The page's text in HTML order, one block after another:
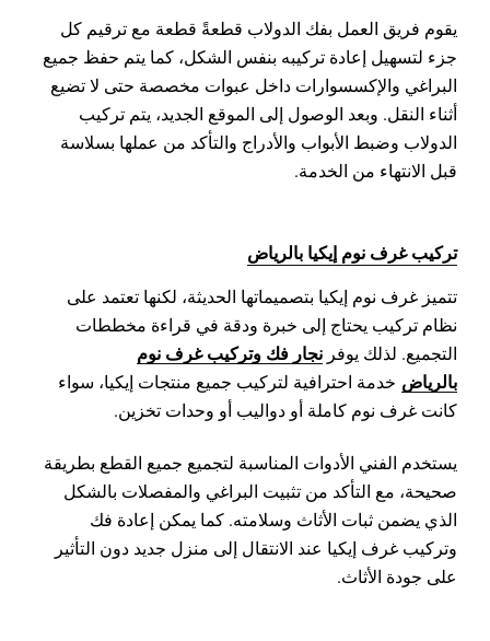
يقوم فريق العمل بفك الدولاب قطعةً قطعة مع ترقيم كل
جزء لتسهيل إعادة تركيبه بنفس الشكل، كما يتم حفظ جميع
البراغي والإكسسوارات داخل عبوات مخصصة حتى لا تضيع
أثناء النقل. وبعد الوصول إلى الموقع الجديد، يتم تركيب
الدولاب وضبط الأبواب والأدراج والتأكد من عملها بسلاسة
قبل الانتهاء من الخدمة.
تركيب غرف نوم إيكيا بالرياض
تتميز غرف نوم إيكيا بتصميماتها الحديثة، لكنها تعتمد على
نظام تركيب يحتاج إلى خبرة ودقة في قراءة مخططات
التجميع. لذلك يوفر نجار فك وتركيب غرف نوم
بالرياض خدمة احترافية لتركيب جميع منتجات إيكيا، سواء
كانت غرف نوم كاملة أو دواليب أو وحدات تخزين.
يستخدم الفني الأدوات المناسبة لتجميع جميع القطع بطريقة
صحيحة، مع التأكد من تثبيت البراغي والمفصلات بالشكل
الذي يضمن ثبات الأثاث وسلامته. كما يمكن إعادة فك
وتركيب غرف إيكيا عند الانتقال إلى منزل جديد دون التأثير
على جودة الأثاث.